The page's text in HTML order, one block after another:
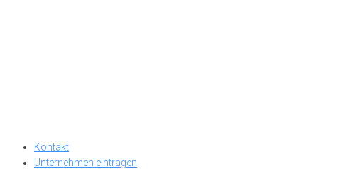
Kontakt
Unternehmen eintragen